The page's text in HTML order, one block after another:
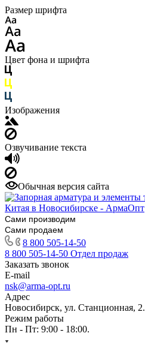
Размер шрифта
Цвет фона и шрифта
Изображения
Озвучивание текста
Обычная версия сайта
Сами производим
Сами продаем
8 800 505-14-50
8 800 505-14-50 Отдел продаж
Заказать звонок
E-mail
nsk@arma-opt.ru
Адрес
Новосибирск, ул. Станционная, 2.
Режим работы
Пн - Пт: 9:00 - 18:00.